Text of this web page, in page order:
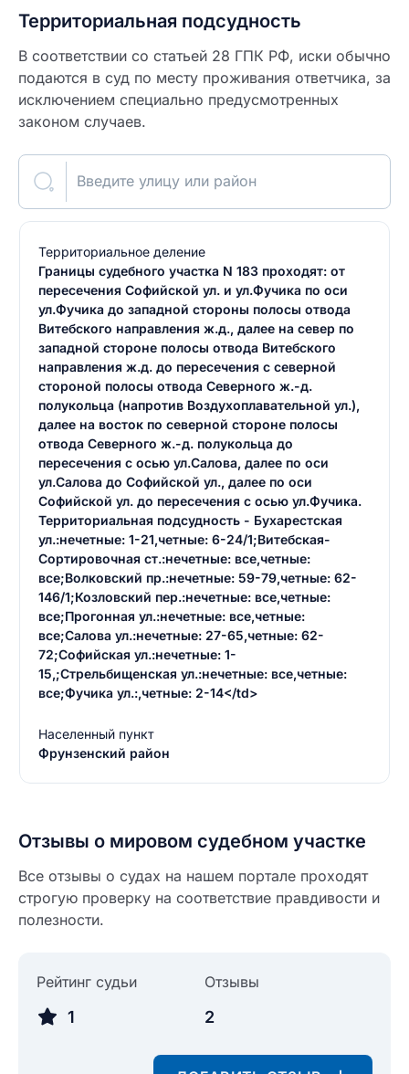
Территориальная подсудность
В соответствии со статьей 28 ГПК РФ, иски обычно
подаются в суд по месту проживания ответчика, за
исключением специально предусмотренных
законом случаев.
Введите улицу или район
Территориальное деление
Границы судебного участка N 183 проходят: от
пересечения Софийской ул. и ул.Фучика по оси
ул.Фучика до западной стороны полосы отвода
Витебского направления ж.д., далее на север по
западной стороне полосы отвода Витебского
направления ж.д. до пересечения с северной
стороной полосы отвода Северного ж.-д.
полукольца (напротив Воздухоплавательной ул.),
далее на восток по северной стороне полосы
отвода Северного ж.-д. полукольца до
пересечения с осью ул.Салова, далее по оси
ул.Салова до Софийской ул., далее по оси
Софийской ул. до пересечения с осью ул.Фучика.
Территориальная подсудность - Бухарестская
ул.:нечетные: 1-21,четные: 6-24/1;Витебская-
Сортировочная ст.:нечетные: все,четные:
все;Волковский пр.:нечетные: 59-79,четные: 62-
146/1;Козловский пер.:нечетные: все,четные:
все;Прогонная ул.:нечетные: все,четные:
все;Салова ул.:нечетные: 27-65,четные: 62-
72;Софийская ул.:нечетные: 1-
15,;Стрельбищенская ул.:нечетные: все,четные:
все;Фучика ул.:,четные: 2-14</td>
Населенный пункт
Фрунзенский район
Отзывы о мировом судебном участке
Все отзывы о судах на нашем портале проходят
строгую проверку на соответствие правдивости и
полезности.
Рейтинг судьи
1
Отзывы
2
Введите свое имя
Введите свое имя